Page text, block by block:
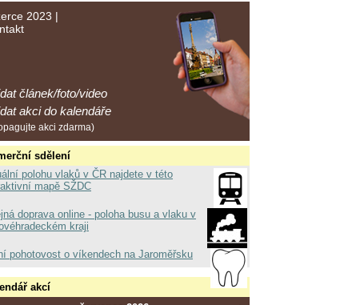
2023 |
článek/foto/video
akci do kalendáře
akci zdarma)
sdělení
polohu vlaků v ČR najdete v této
mapě SŽDC
doprava online - poloha busu a vlaku v
kraji
pohotovost o víkendech na Jaroměřsku
akcí